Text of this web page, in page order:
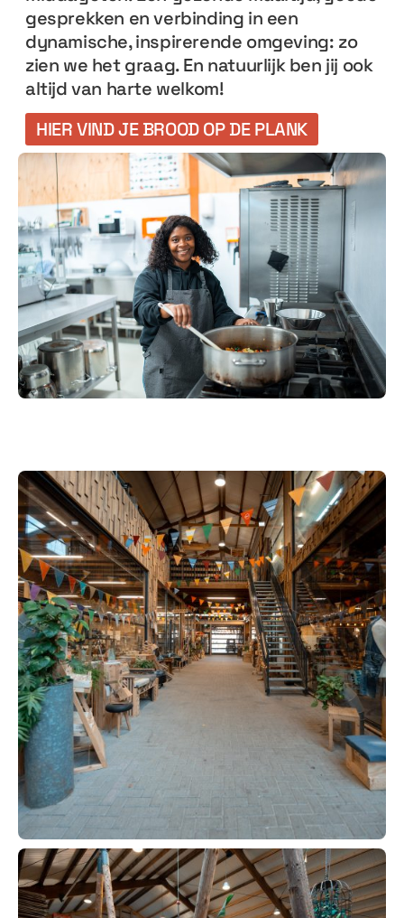
gesprekken en verbinding in een
dynamische, inspirerende omgeving: zo
zien we het graag. En natuurlijk ben jij ook
altijd van harte welkom!
HIER VIND JE BROOD OP DE PLANK